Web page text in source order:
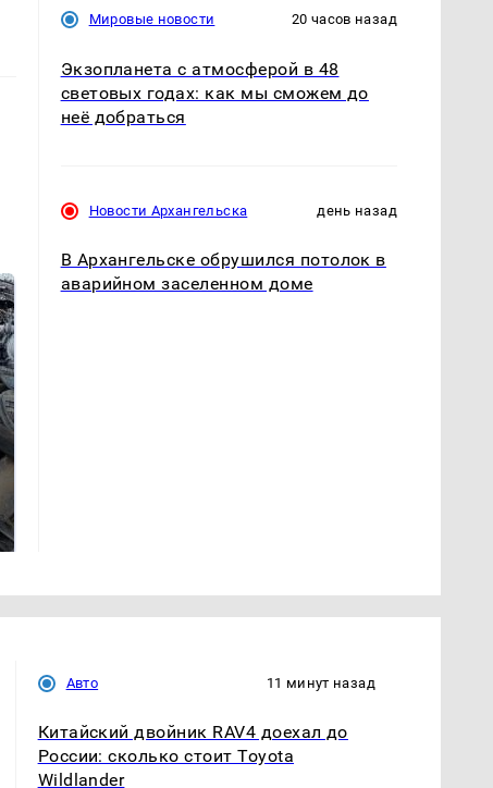
Мировые новости 20 часов назад
Экзопланета с атмосферой в 48
световых годах: как мы сможем до
неё добраться
Новости Архангельска день назад
В Архангельске обрушился потолок в
аварийном заселенном доме
Авто 11 минут назад
Китайский двойник RAV4 доехал до
России: сколько стоит Toyota
Wildlander